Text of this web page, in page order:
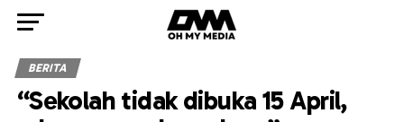
BERITA
“Sekolah tidak dibuka 15 April,